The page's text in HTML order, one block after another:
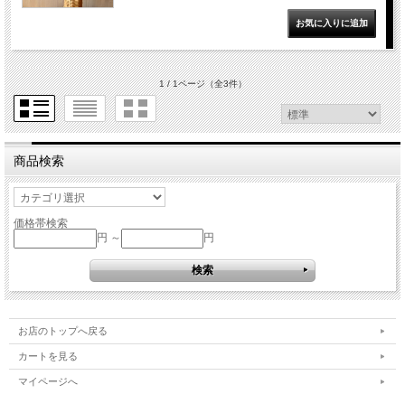
1 / 1ページ（全3件）
商品検索
価格帯検索
円 ～
円
お店のトップへ戻る
カートを見る
マイページへ